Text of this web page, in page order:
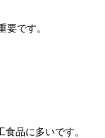
要です。
品に多いです。